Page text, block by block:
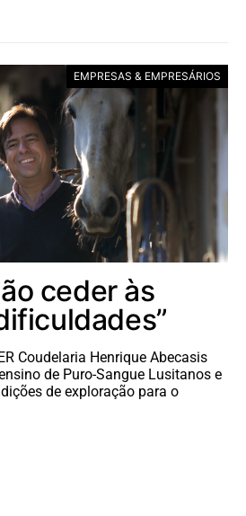
EMPRESAS & EMPRESÁRIOS
ceder às
Coudelaria Henrique Abecasis
de Puro-Sangue Lusitanos e
de exploração para o